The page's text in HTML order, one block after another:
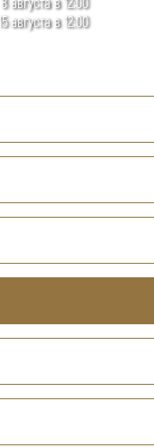
15 августа в 12:00